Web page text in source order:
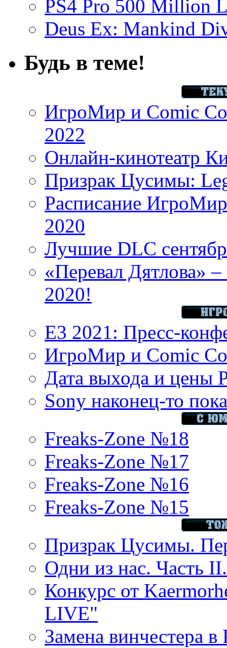
PS4 Pro 500 Million
Deus Ex: Mankind
Будь в теме!
ИгроМир и Comic
2022
Онлайн-кинотеатр
Призрак Цусимы:
Расписание
2020
Лучшие DLC
«Перевал Дятлова»
2020!
E3 2021: Пресс-
ИгроМир и Comic
Дата выхода и цены
Sony наконец-то
Freaks-Zone №18
Freaks-Zone №17
Freaks-Zone №16
Freaks-Zone №15
Призрак Цусимы.
Одни из нас. Часть
Конкурс от
LIVE"
Замена винчестера